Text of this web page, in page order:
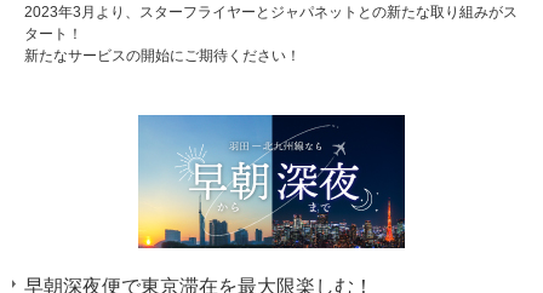
2023年3月より、スターフライヤーとジャパネットとの新たな取り組みがス
タート！
新たなサービスの開始にご期待ください！
早朝深夜便で東京滞在を最大限楽しむ！